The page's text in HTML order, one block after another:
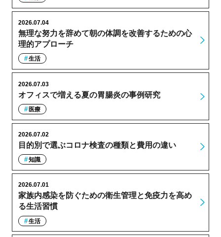
無理な努力を辞めて朝の体調を改善するための心
理的アプローチ
2026.07.04
生活
オフィスで増える夏の胃腸炎の事例研究
2026.07.03
医療
目的別で選ぶコロナ検査の種類と費用の違い
2026.07.02
知識
家族内感染を防ぐための衛生管理と免疫力を高め
る生活習慣
2026.07.01
生活